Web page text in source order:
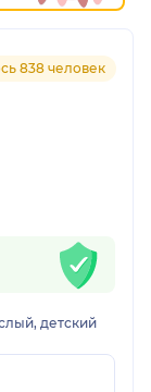
838 человек
детский